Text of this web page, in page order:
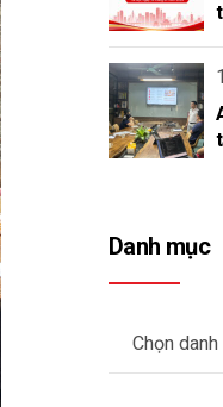
Danh mục
Chọn